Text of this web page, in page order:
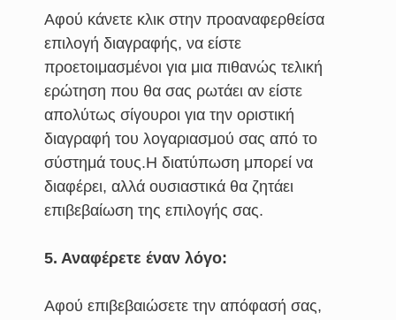
Αφού κάνετε κλικ στην προαναφερθείσα
επιλογή διαγραφής, να είστε
προετοιμασμένοι για μια πιθανώς τελική
ερώτηση που θα σας ρωτάει αν είστε
απολύτως σίγουροι για την οριστική
διαγραφή του λογαριασμού σας από το
σύστημά τους.Η διατύπωση μπορεί να
διαφέρει, αλλά ουσιαστικά θα ζητάει
επιβεβαίωση της επιλογής σας.
5. Αναφέρετε έναν λόγο:
Αφού επιβεβαιώσετε την απόφασή σας,